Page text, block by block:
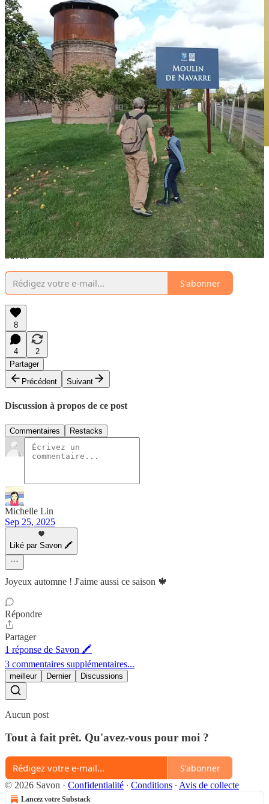
Et un ancien dessin, inspiré de mon lutin des bois quand il avait 2
ans et demi. Je l’aime bien, ce dessin automnal.
Et voilà pour cette semaine. Je vous souhaite un bon début
d’automne.
A bientôt !
Savon
S'abonner
8
4
2
Partager
Précédent
Suivant
Discussion à propos de ce post
Commentaires Restacks
Michelle Lin
Sep 25, 2025
Liké par Savon 🖍
Joyeux automne ! J'aime aussi ce saison 🍁
Répondre
Partager
1 réponse de Savon 🖍
3 commentaires supplémentaires...
meilleur Dernier Discussions
Aucun post
Tout à fait prêt. Qu'avez-vous pour moi ?
S'abonner
© 2026 Savon · Confidentialité ∙ Conditions ∙ Avis de collecte
Lancez votre Substack